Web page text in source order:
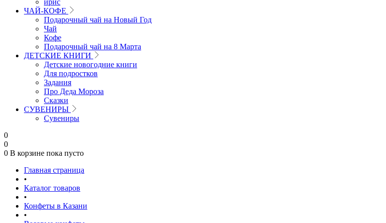
ирис
ЧАЙ-КОФЕ
Подарочный чай на Новый Год
Чай
Кофе
Подарочный чай на 8 Марта
ДЕТСКИЕ КНИГИ
Детские новогодние книги
Для подростков
Задания
Про Деда Мороза
Сказки
СУВЕНИРЫ
Сувениры
0
0
0 В корзине пока пусто
Главная страница
•
Каталог товаров
•
Конфеты в Казани
•